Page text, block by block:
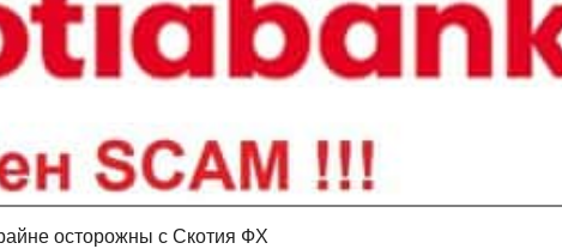
осторожны с Скотия ФХ